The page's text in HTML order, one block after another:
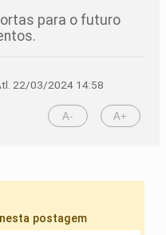
para o futuro
22/03/2024 14:58
A- A+
postagem